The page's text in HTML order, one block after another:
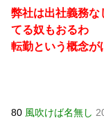
弊社は出社義務な
てる奴もおるわ
転勤という概念が
80 風吹けば名無し